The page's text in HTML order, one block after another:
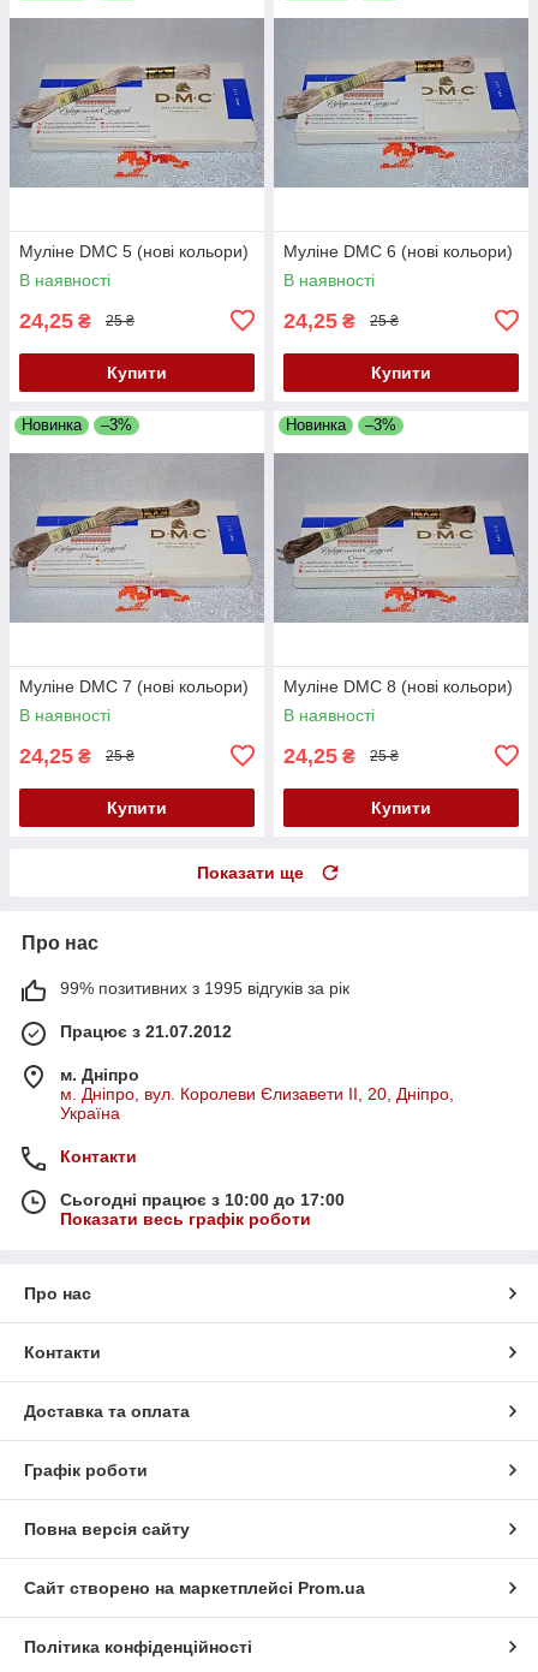
Муліне DMC 5 (нові кольори)
В наявності
24,25 ₴ 25 ₴
Купити
Муліне DMC 6 (нові кольори)
В наявності
24,25 ₴ 25 ₴
Купити
Новинка –3%
Муліне DMC 7 (нові кольори)
В наявності
24,25 ₴ 25 ₴
Купити
Новинка –3%
Муліне DMC 8 (нові кольори)
В наявності
24,25 ₴ 25 ₴
Купити
Показати ще
Про нас
99% позитивних з 1995 відгуків за рік
Працює з 21.07.2012
м. Дніпро
м. Дніпро, вул. Королеви Єлизавети ІІ, 20, Дніпро,
Україна
Контакти
Сьогодні працює з 10:00 до 17:00
Показати весь графік роботи
Про нас
Контакти
Доставка та оплата
Графік роботи
Повна версія сайту
Сайт створено на маркетплейсі Prom.ua
Політика конфіденційності